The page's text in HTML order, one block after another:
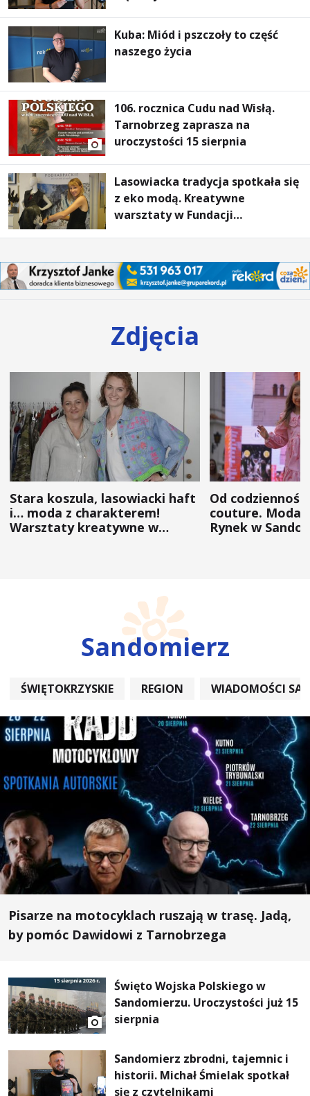
Kuba: Miód i pszczoły to część
naszego życia
106. rocznica Cudu nad Wisłą.
Tarnobrzeg zaprasza na
uroczystości 15 sierpnia
Lasowiacka tradycja spotkała się
z eko modą. Kreatywne
warsztaty w Fundacji
Zdjęcia
Stara koszula, lasowiacki haft
i… moda z charakterem!
Warsztaty kreatywne w
Od
couture. Moda
Rynek w
Sandomierz
ŚWIĘTOKRZYSKIE REGION WIADOMOŚCI
Pisarze na motocyklach ruszają w trasę. Jadą,
by pomóc Dawidowi z Tarnobrzega
Święto Wojska Polskiego w
Sandomierzu. Uroczystości już 15
sierpnia
Sandomierz zbrodni, tajemnic i
historii. Michał Śmielak spotkał
się z czytelnikami